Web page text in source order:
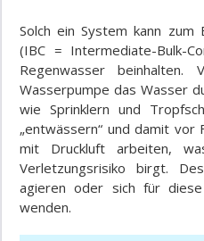
Solch ein System kann zum
(IBC = Intermediate-Bulk-
Regenwasser
Wasserpumpe das Wasser
wie Sprinklern und
„entwässern“ und damit vor
mit Druckluft arbeiten,
Verletzungsrisiko birgt.
agieren oder sich für
wenden.